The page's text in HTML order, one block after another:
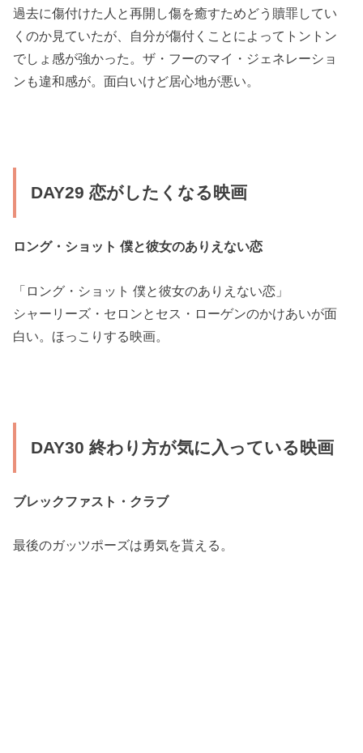
過去に傷付けた人と再開し傷を癒すためどう贖罪してい
くのか見ていたが、自分が傷付くことによってトントン
でしょ感が強かった。ザ・フーのマイ・ジェネレーショ
ンも違和感が。面白いけど居心地が悪い。
DAY29 恋がしたくなる映画
ロング・ショット 僕と彼女のありえない恋
「ロング・ショット 僕と彼女のありえない恋」
シャーリーズ・セロンとセス・ローゲンのかけあいが面
白い。ほっこりする映画。
DAY30 終わり方が気に入っている映画
ブレックファスト・クラブ
最後のガッツポーズは勇気を貰える。